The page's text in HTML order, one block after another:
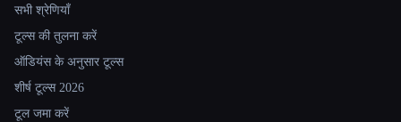
सभी श्रेणियाँ
टूल्स की तुलना करें
ऑडियंस के अनुसार टूल्स
शीर्ष टूल्स 2026
टूल जमा करें